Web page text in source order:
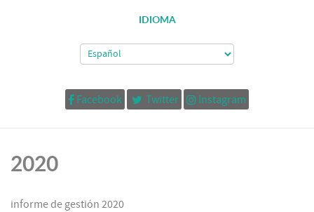
IDIOMA
Facebook Twitter Instagram
2020
informe de gestión 2020